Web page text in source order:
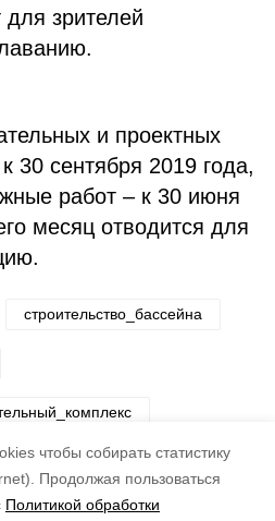
чтобы собирать статистику
Продолжая пользоваться
Политикой обработки
зрителей
и проектных
30 сентября 2019 года,
работ – к 30 июня
месяц отводится для
строительство_бассейна